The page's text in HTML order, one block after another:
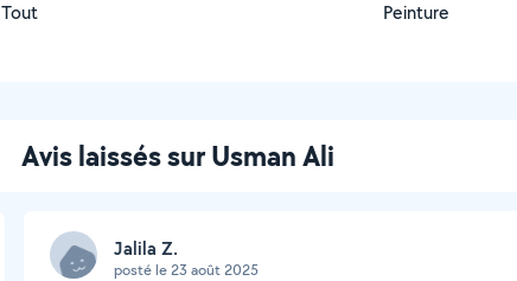
Tout Peinture
Avis laissés sur Usman Ali
Jalila Z.
posté le 23 août 2025